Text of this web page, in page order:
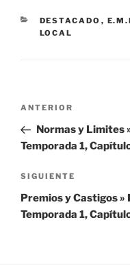
CATEGORÍAS
DESTACADO ,
LOCAL
Navegación
entradas
Entrada
anterior:
ANTERIOR
Normas y Limites
Temporada 1,
Siguiente
entrada
SIGUIENTE
Premios y Castigos »
Temporada 1,